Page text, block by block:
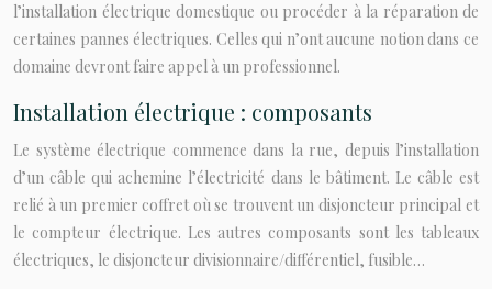
l’installation électrique domestique ou procéder à la réparation de
certaines pannes électriques. Celles qui n’ont aucune notion dans ce
domaine devront faire appel à un professionnel.
Installation électrique : composants
Le système électrique commence dans la rue, depuis l’installation
d’un câble qui achemine l’électricité dans le bâtiment. Le câble est
relié à un premier coffret où se trouvent un disjoncteur principal et
le compteur électrique. Les autres composants sont les tableaux
électriques, le disjoncteur divisionnaire/différentiel, fusible…